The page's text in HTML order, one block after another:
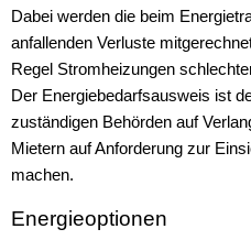
Dabei werden die beim
anfallenden Verluste
Regel Stromheizungen
Der Energiebedarfsausweis ist
zuständigen Behörden auf
Mietern auf Anforderung zur
machen.
Energieoptionen